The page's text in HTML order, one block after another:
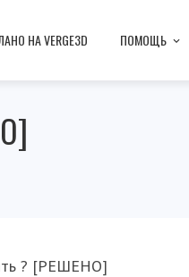
НА VERGE3D ПОМОЩЬ
? [РЕШЕНО]